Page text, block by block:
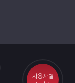
사용자별